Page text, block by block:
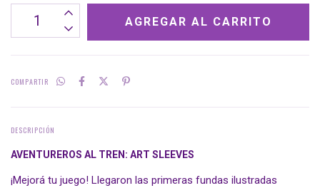
COMPARTIR
DESCRIPCIÓN
AVENTUREROS AL TREN: ART SLEEVES
¡Mejorá tu juego! Llegaron las primeras fundas ilustradas